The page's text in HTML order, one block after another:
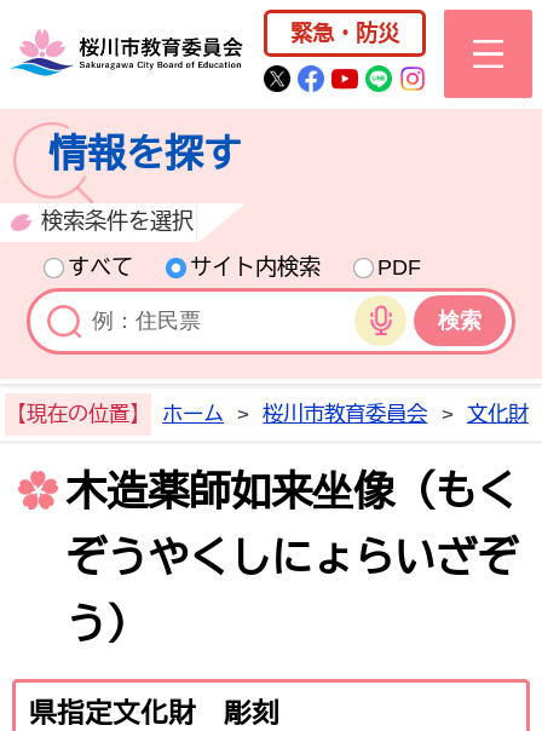
桜川市公式ホー
緊急・防災
桜川市公式Twitter
桜川市公式
桜川市公式
桜川市公式
情報を探す
検索条件を選択
すべて
サイト内検索
PDF
音声検索
【現在の位置】 ホーム > 桜川市教育委員会 > 文化財
木造薬師如来坐像（もく
ぞうやくしにょらいざぞ
う）
県指定文化財 彫刻